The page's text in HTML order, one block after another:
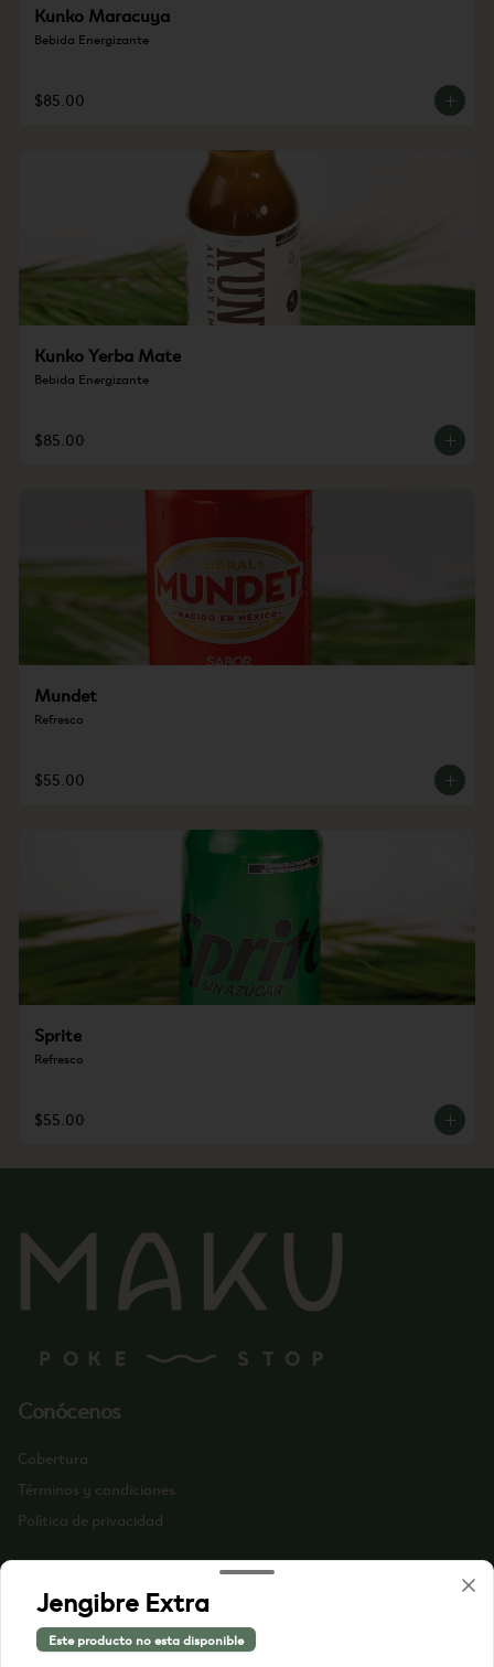
Kunko Maracuya
Bebida Energizante
$85.00
Kunko Yerba Mate
Bebida Energizante
$85.00
Mundet
Refresco
$55.00
Sprite
Refresco
$55.00
Conócenos
Cobertura
Términos y condiciones
Política de privacidad
Redes sociales
Instagram
Facebook
Jengibre Extra
Este producto no esta disponible